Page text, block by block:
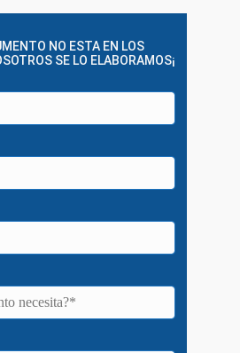
NO ESTA EN LOS
SE LO ELABORAMOS¡